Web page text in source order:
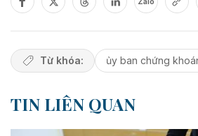
Từ khóa: ủy ban chứng
TIN LIÊN QUAN